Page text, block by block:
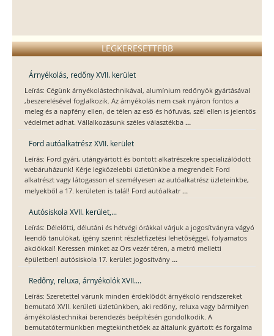
LEGKERESETTEBB
Árnyékolás, redőny XVII. kerület
Leírás: Cégünk árnyékolástechnikával, alumínium redőnyök gyártásával
,beszerelésével foglalkozik. Az árnyékolás nem csak nyáron fontos a
meleg és a napfény ellen, de télen az eső és hófuvás, szél ellen is jelentős
védelmet adhat. Vállalkozásunk széles választékba ...
Ford autóalkatrész XVII. kerület
Leírás: Ford gyári, utángyártott és bontott alkatrészekre specializálódott
webáruházunk! Kérje legközelebbi üzletünkbe a megrendelt Ford
alkatrészt vagy látogasson el személyesen az autóalkatrész üzleteinkbe,
melyekből a 17. kerületen is talál! Ford autóalkatr ...
Autósiskola XVII. kerület,...
Leírás: Délelőtti, délutáni és hétvégi órákkal várjuk a jogosítványra vágyó
leendő tanulókat, igény szerint részletfizetési lehetőséggel, folyamatos
akciókkal! Keressen minket az Örs vezér téren, a metró melletti
épületben! autósiskola 17. kerület jogosítvány ...
Redőny, reluxa, árnyékolók XVII....
Leírás: Szeretettel várunk minden érdeklődőt árnyékoló rendszereket
bemutató XVII. kerületi üzletünkben, aki redőny, reluxa vagy bármilyen
árnyékolástechnikai berendezés beépítésén gondolkodik. A
bemutatótermünkben megtekinthetőek az általunk gyártott és forgalma